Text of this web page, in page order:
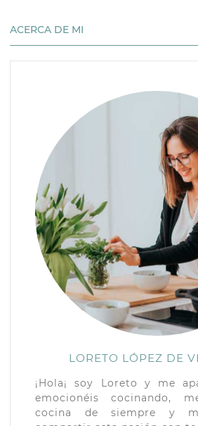
ACERCA DE MI
LORETO LÓPEZ DE
¡Hola¡ soy Loreto y me
emocionéis cocinando,
cocina de siempre y